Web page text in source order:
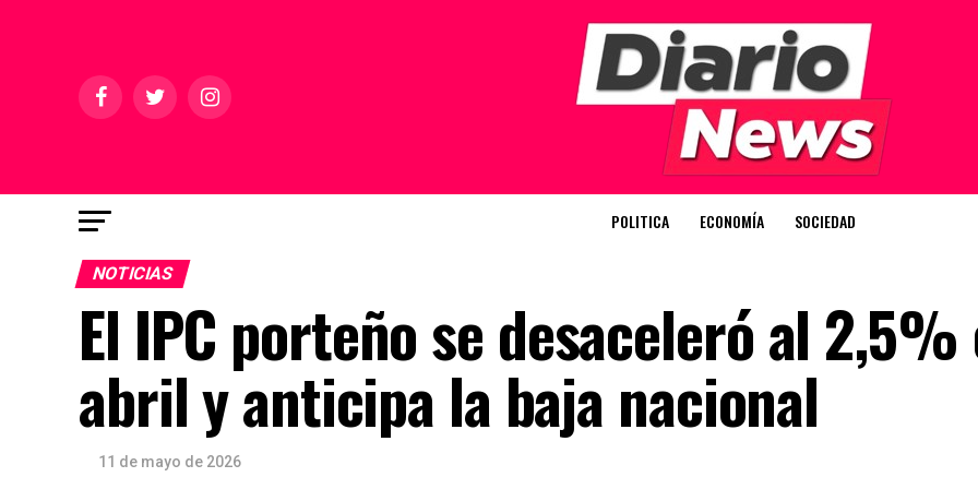
POLITICA ECONOMÍA SOCIEDAD
NOTICIAS
El IPC porteño se desaceleró al 2,5%
abril y anticipa la baja nacional
11 de mayo de 2026